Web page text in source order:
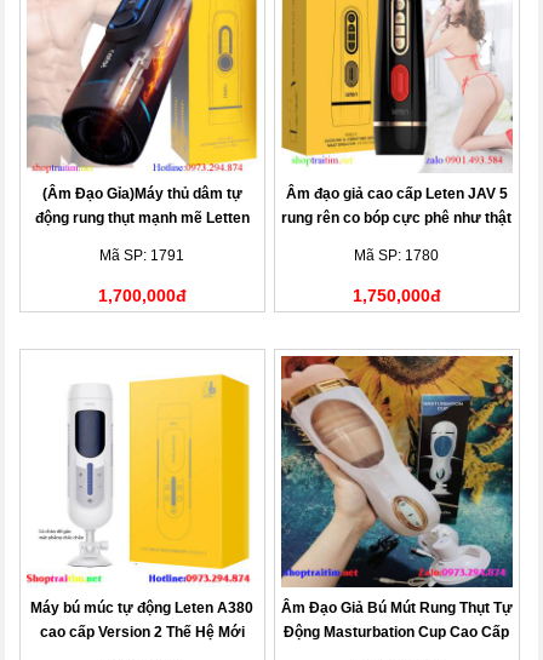
(Âm Đạo Gỉa)Máy thủ dâm tự
động rung thụt mạnh mẽ Letten
Mã SP: 1791
1,700,000đ
Âm đạo giả cao cấp Leten JAV 5
rung rên co bóp cực phê như thật
Mã SP: 1780
1,750,000đ
Máy bú múc tự động Leten A380
cao cấp Version 2 Thế Hệ Mới
Âm Đạo Giả Bú Mút Rung Thụt Tự
Động Masturbation Cup Cao Cấp